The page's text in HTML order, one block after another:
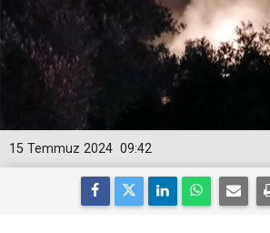
09:42
15 Temmuz 2024